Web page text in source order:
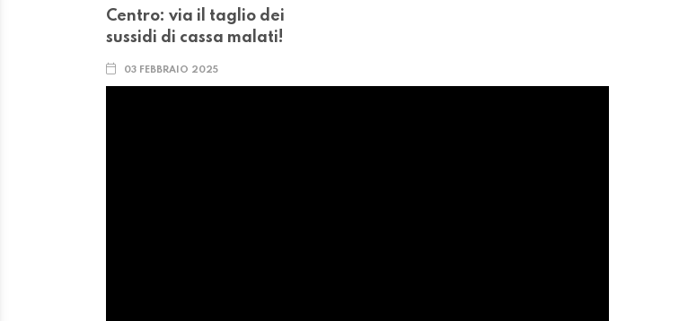
Centro: via il taglio dei
sussidi di cassa malati!
03 FEBBRAIO 2025